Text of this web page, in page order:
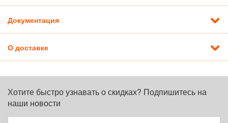
Документация
О доставке
Хотите быстро узнавать о скидках? Подпишитесь на
наши новости